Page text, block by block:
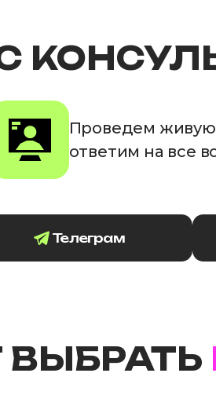
Проведем живую
ответим на все
Телеграм